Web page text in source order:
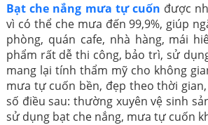
Bạt che nắng mưa tự cuốn được
vì có thể che mưa đến 99,9%, giúp
phòng, quán cafe, nhà hàng, mái
phẩm rất dễ thi công, bảo trì, sử
mang lại tính thẩm mỹ cho không
mưa tự cuốn bền, đẹp theo thời
số điều sau: thường xuyên vệ sinh
sử dụng bạt che nắng, mưa tự cuốn